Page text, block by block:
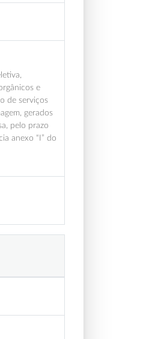
e
de serviços
gerados
pelo prazo
anexo “I” do